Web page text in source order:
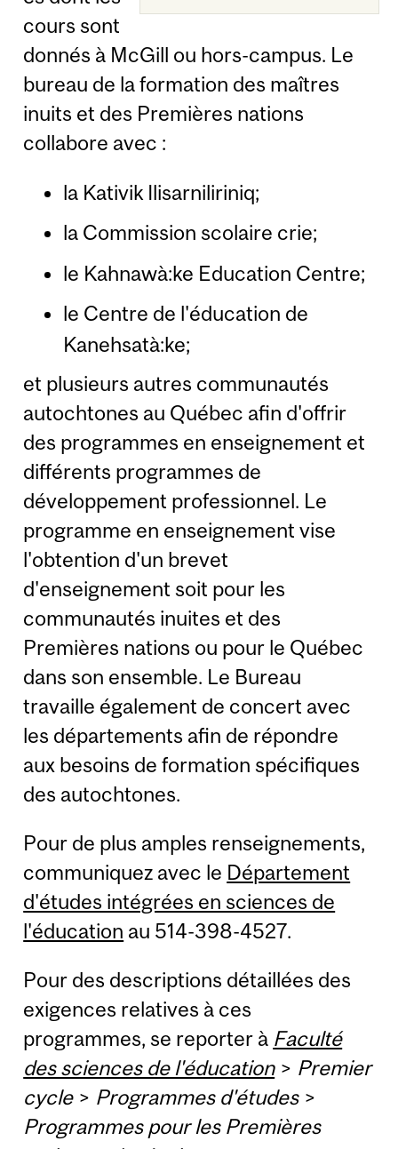
cours sont
donnés à McGill ou hors-campus. Le
bureau de la formation des maîtres
inuits et des Premières nations
collabore avec :
la Kativik Ilisarniliriniq;
la Commission scolaire crie;
le Kahnawà:ke Education Centre;
le Centre de l'éducation de
Kanehsatà:ke;
et plusieurs autres communautés
autochtones au Québec afin d'offrir
des programmes en enseignement et
différents programmes de
développement professionnel. Le
programme en enseignement vise
l'obtention d'un brevet
d'enseignement soit pour les
communautés inuites et des
Premières nations ou pour le Québec
dans son ensemble. Le Bureau
travaille également de concert avec
les départements afin de répondre
aux besoins de formation spécifiques
des autochtones.
Pour de plus amples renseignements,
communiquez avec le Département
d'études intégrées en sciences de
l'éducation au 514-398-4527.
Pour des descriptions détaillées des
exigences relatives à ces
programmes, se reporter à Faculté
des sciences de l'éducation> Premier
cycle> Programmes d'études>
Programmes pour les Premières